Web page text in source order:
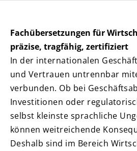
Fachübersetzungen für
präzise, tragfähig, zertifiziert
In der internationalen
und Vertrauen untrennbar
verbunden. Ob bei
Investitionen oder
selbst kleinste sprachliche
können weitreichende
Deshalb sind im Bereich